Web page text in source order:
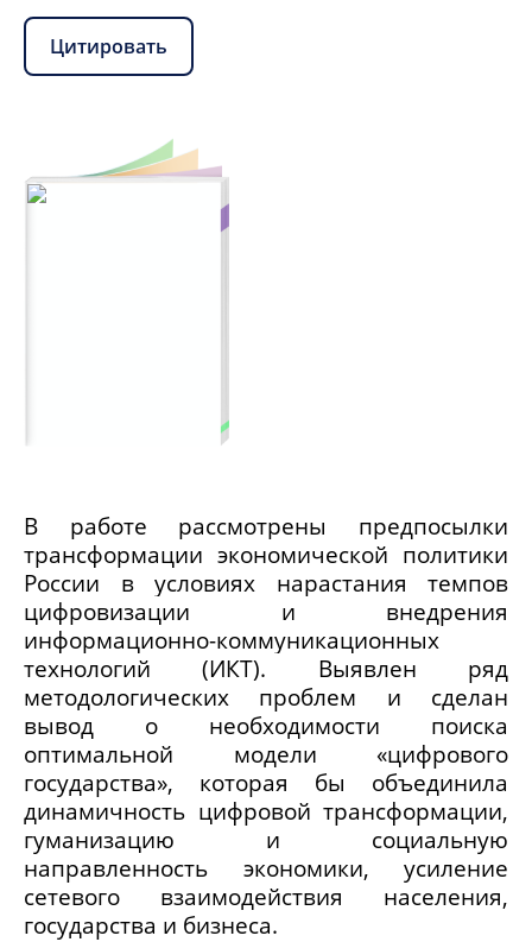
Цитировать
В работе рассмотрены предпосылки
трансформации экономической политики
России в условиях нарастания темпов
цифровизации и внедрения
информационно-коммуникационных
технологий (ИКТ). Выявлен ряд
методологических проблем и сделан
вывод о необходимости поиска
оптимальной модели «цифрового
государства», которая бы объединила
динамичность цифровой трансформации,
гуманизацию и социальную
направленность экономики, усиление
сетевого взаимодействия населения,
государства и бизнеса.